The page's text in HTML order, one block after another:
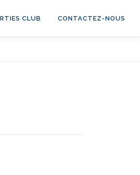
CLUB CONTACTEZ-NOUS